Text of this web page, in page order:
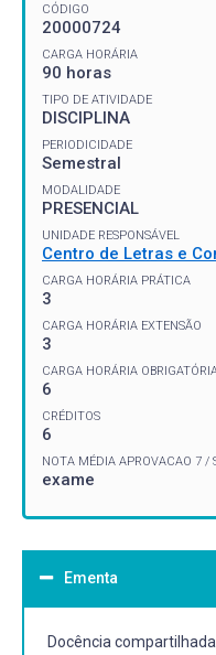
CÓDIGO
20000724
CARGA HORÁRIA
90 horas
TIPO DE ATIVIDADE
DISCIPLINA
PERIODICIDADE
Semestral
MODALIDADE
PRESENCIAL
UNIDADE RESPONSÁVEL
Centro de Letras e
CARGA HORÁRIA PRÁTICA
3
CARGA HORÁRIA EXTENSÃO
3
CARGA HORÁRIA
6
CRÉDITOS
6
NOTA MÉDIA APROVACAO 7 /
exame
Ementa
Docência